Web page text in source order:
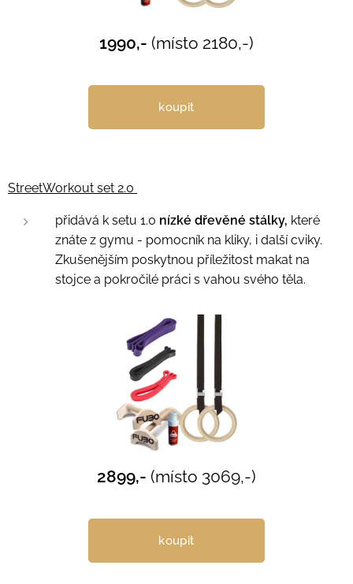
1990,- (místo 2180,-)
koupit
StreetWorkout set 2.0
přidává k setu 1.0 nízké dřevěné stálky, které
znáte z gymu - pomocník na kliky, i další cviky.
Zkušenějším poskytnou příležitost makat na
stojce a pokročilé práci s vahou svého těla.
2899,- (místo 3069,-)
koupit